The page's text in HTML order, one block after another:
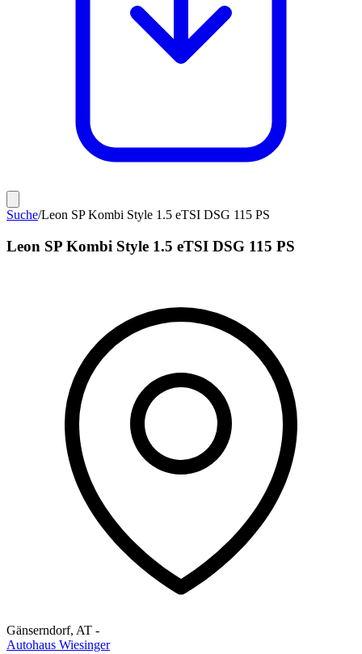
Suche/Leon SP Kombi Style 1.5 eTSI DSG 115 PS
Leon SP Kombi Style 1.5 eTSI DSG 115 PS
Gänserndorf, AT -
Autohaus Wiesinger